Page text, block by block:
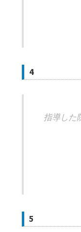
4
指導した
5